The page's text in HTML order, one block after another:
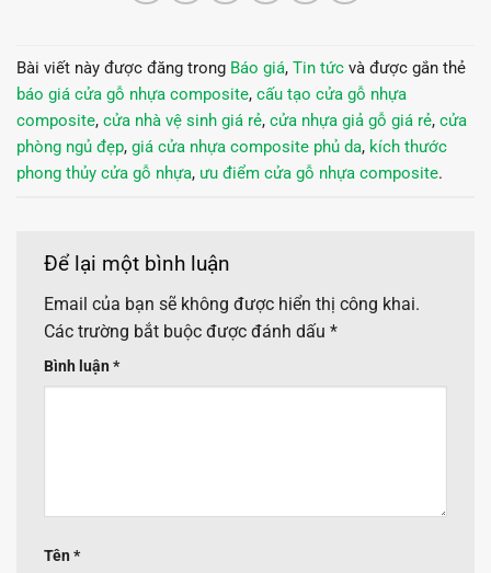
Bài viết này được đăng trong Báo giá, Tin tức và được gắn thẻ
báo giá cửa gỗ nhựa composite, cấu tạo cửa gỗ nhựa
composite, cửa nhà vệ sinh giá rẻ, cửa nhựa giả gỗ giá rẻ, cửa
phòng ngủ đẹp, giá cửa nhựa composite phủ da, kích thước
phong thủy cửa gỗ nhựa, ưu điểm cửa gỗ nhựa composite.
Để lại một bình luận
Email của bạn sẽ không được hiển thị công khai.
Các trường bắt buộc được đánh dấu *
Bình luận *
Tên *